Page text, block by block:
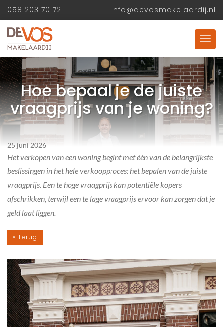
058 203 70 72 info@devosmakelaardij.nl
Hoe bepaal je de juiste
vraagprijs van je woning?
25 juni 2026
Het verkopen van een woning begint met één van de belangrijkste
beslissingen in het hele verkoopproces: het bepalen van de juiste
vraagprijs. Een te hoge vraagprijs kan potentiële kopers
afschrikken, terwijl een te lage vraagprijs ervoor kan zorgen dat je
geld laat liggen.
« Terug